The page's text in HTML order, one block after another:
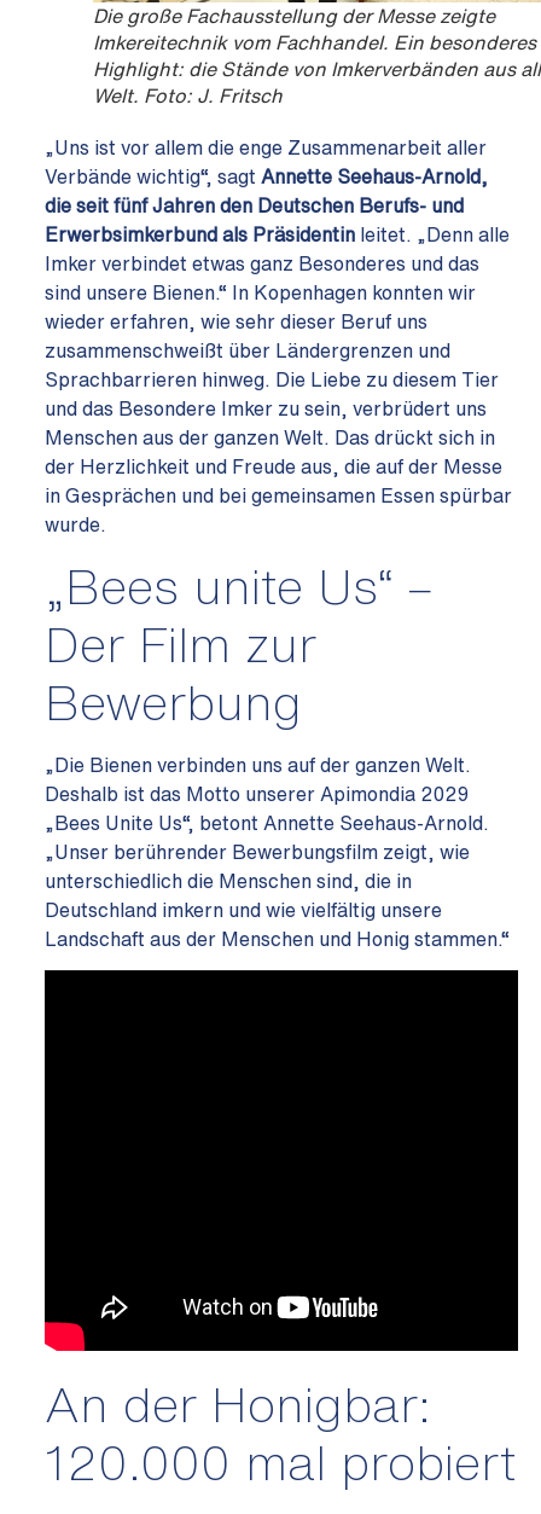
Die große Fachausstellung der Messe zeigte
Imkereitechnik vom Fachhandel. Ein besonderes
Highlight: die Stände von Imkerverbänden aus
Welt. Foto: J. Fritsch
„Uns ist vor allem die enge Zusammenarbeit aller
Verbände wichtig“, sagtAnnette Seehaus-Arnold,
die seit fünf Jahren den Deutschen Berufs- und
Erwerbsimkerbund als Präsidentin leitet. „Denn alle
Imker verbindet etwas ganz Besonderes und das
sind unsere Bienen.“ In Kopenhagen konnten wir
wieder erfahren, wie sehr dieser Beruf uns
zusammenschweißt über Ländergrenzen und
Sprachbarrieren hinweg. Die Liebe zu diesem Tier
und das Besondere Imker zu sein, verbrüdert uns
Menschen aus der ganzen Welt. Das drückt sich in
der Herzlichkeit und Freude aus, die auf der Messe
in Gesprächen und bei gemeinsamen Essen spürbar
wurde.
„Bees unite Us“ –
Der Film zur
Bewerbung
„Die Bienen verbinden uns auf der ganzen Welt.
Deshalb ist das Motto unserer Apimondia 2029
„Bees Unite Us“, betont Annette Seehaus-Arnold.
„Unser berührender Bewerbungsfilm zeigt, wie
unterschiedlich die Menschen sind, die in
Deutschland imkern und wie vielfältig unsere
Landschaft aus der Menschen und Honig stammen.“
An der Honigbar:
120.000 mal probiert